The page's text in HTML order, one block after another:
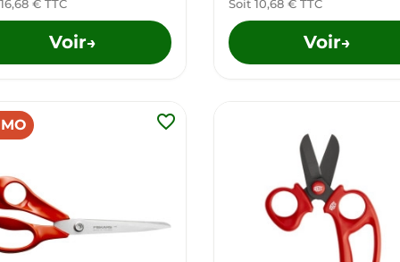
€ TTC
Voir→
Soit 10,68 € TTC
Voir→
favorite_border